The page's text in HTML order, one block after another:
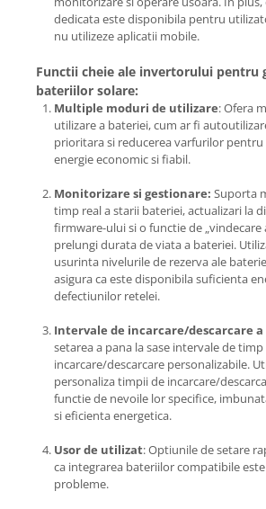
dedicata este disponibila pentru
nu utilizeze aplicatii mobile.
Functii cheie ale invertorului pentru
bateriilor solare:
Multiple moduri de utilizare: Ofera
utilizare a bateriei, cum ar fi
prioritara si reducerea varfurilor
energie economic si fiabil.
Monitorizare si gestionare: Suporta
timp real a starii bateriei, actualizari la
firmware-ului si o functie de „vindecare
prelungi durata de viata a bateriei.
usurinta nivelurile de rezerva ale
asigura ca este disponibila suficienta
defectiunilor retelei.
Intervale de incarcare/descarcare
setarea a pana la sase intervale de timp
incarcare/descarcare personalizabile.
personaliza timpii de incarcare/
functie de nevoile lor specifice,
si eficienta energetica.
Usor de utilizat: Optiunile de setare
ca integrarea bateriilor compatibile
probleme.